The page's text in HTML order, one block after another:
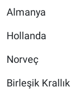
Almanya
Hollanda
Norveç
Birleşik Krallık